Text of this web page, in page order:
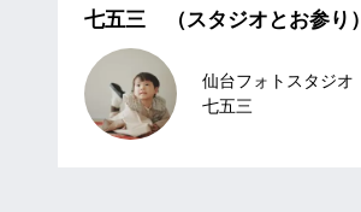
七五三 （スタジオとお参り）
仙台フォトスタジオ
七五三